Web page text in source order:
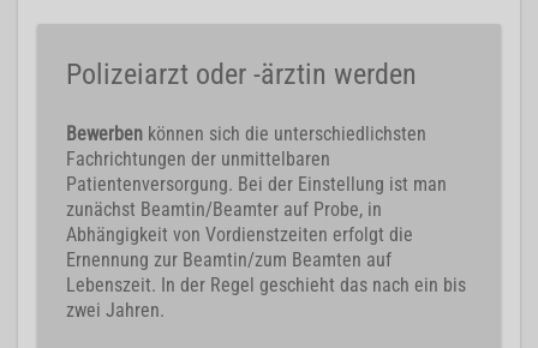
Polizeiarzt oder -ärztin werden
Bewerben können sich die unterschiedlichsten
Fachrichtungen der unmittelbaren
Patientenversorgung. Bei der Einstellung ist man
zunächst Beamtin/Beamter auf Probe, in
Abhängigkeit von Vordienstzeiten erfolgt die
Ernennung zur Beamtin/zum Beamten auf
Lebenszeit. In der Regel geschieht das nach ein bis
zwei Jahren.